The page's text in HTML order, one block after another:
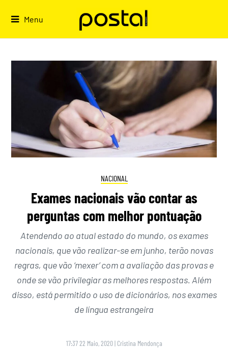
Menu
NACIONAL
Exames nacionais vão contar as
perguntas com melhor pontuação
Atendendo ao atual estado do mundo, os exames
nacionais, que vão realizar-se em junho, terão novas
regras, que vão ‘mexer’ com a avaliação das provas e
onde se vão privilegiar as melhores respostas. Além
disso, está permitido o uso de dicionários, nos exames
de língua estrangeira
17:37 22 Maio, 2020 | Cristina Mendonça